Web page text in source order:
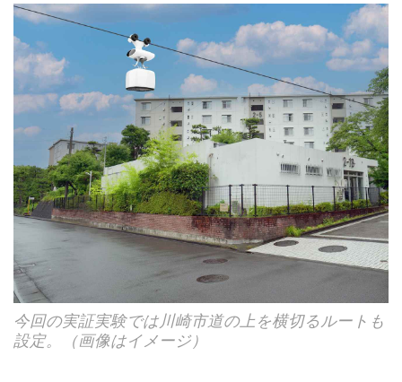
今回の実証実験では川崎市道の上を横切るルートも
設定。（画像はイメージ）